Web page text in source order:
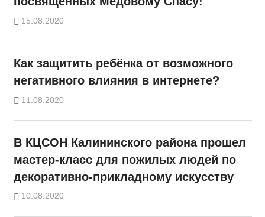
15.08.2020
Как защитить ребёнка от возможного
негативного влияния в интернете?
11.08.2020
В КЦСОН Калининского района прошел
мастер-класс для пожилых людей по
декоративно-прикладному искусству
10.08.2020